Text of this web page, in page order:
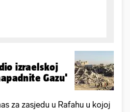
izraelskoj
Gazu'
za zasjedu u Rafahu u kojoj